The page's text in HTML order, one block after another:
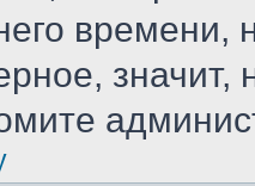
значит,